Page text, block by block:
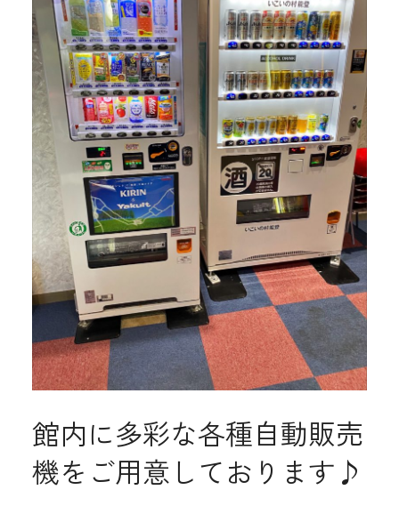
館内に多彩な各種自動販売
機をご用意しております♪